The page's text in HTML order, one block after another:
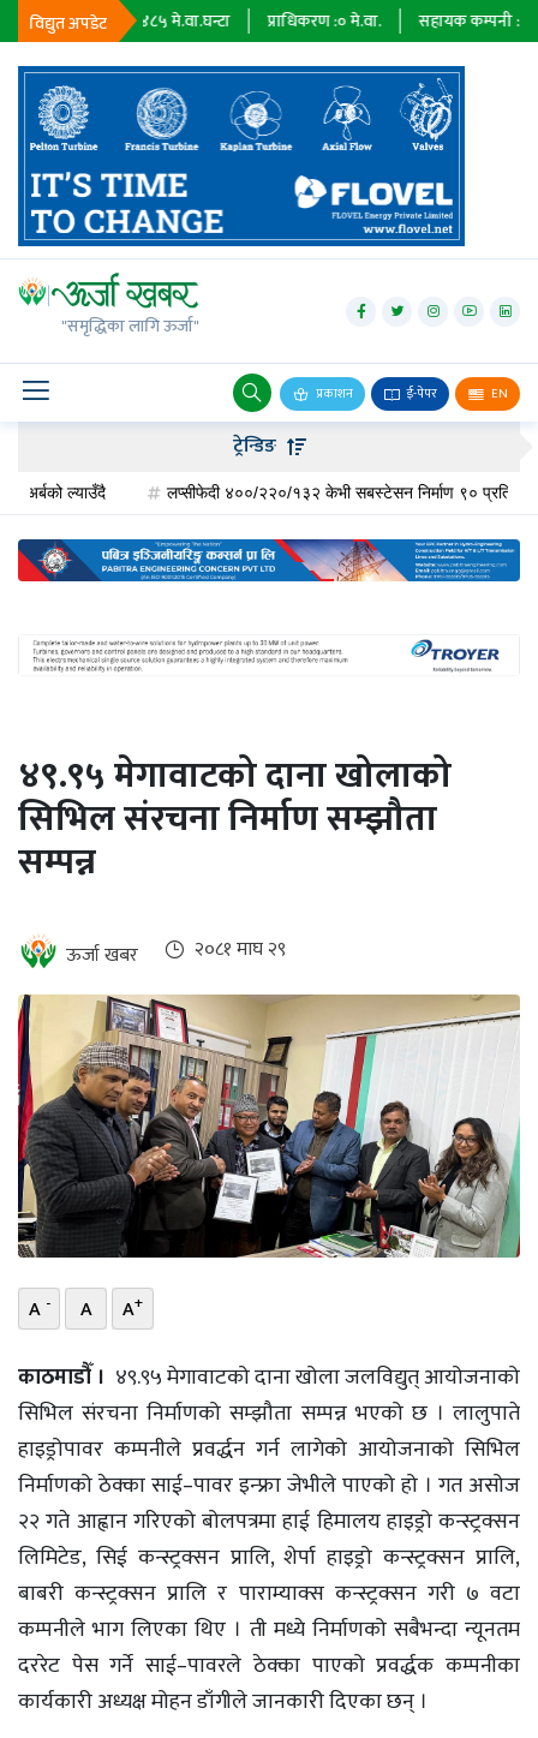
विद्युत अपडेट
माग :७३४८५मे.वा.घन्टा प्राधिकरण :०मे.वा. सहायक कम्पनी :०मे.वा.
"समृद्धिका लागि ऊर्जा"
प्रकाशन ई-पेपर EN
जलविद्युत्
सोलार
वायु
बायोग्यास
पेट्रोलियम
अन्तर्राष्ट्रिय
ऊर्जा
दक्षता
खबर
हरित
हाइड्रोजन
सम्पादकीय
पर्यटन
भिडियो
छापा
खोज
ऊर्जा
विशेष
ट्रेन्डिङ
ल्याउँदै लप्सीफेदी ४००/२२०/१३२ केभी सबस्टेसन निर्माण ९० प्रतिशत पूरा,
४९.९५ मेगावाटको दाना खोलाको
सिभिल संरचना निर्माण सम्झौता
सम्पन्न
ऊर्जा खबर २०८१ माघ २९
A - A A+
काठमाडौँ । ४९.९५ मेगावाटको दाना खोला जलविद्युत् आयोजनाको
सिभिल संरचना निर्माणको सम्झौता सम्पन्न भएको छ । लालुपाते
हाइड्रोपावर कम्पनीले प्रवर्द्धन गर्न लागेको आयोजनाको सिभिल
निर्माणको ठेक्का साई–पावर इन्फ्रा जेभीले पाएको हो । गत असोज
२२ गते आह्वान गरिएको बोलपत्रमा हाई हिमालय हाइड्रो कन्स्ट्रक्सन
लिमिटेड, सिई कन्स्ट्रक्सन प्रालि, शेर्पा हाइड्रो कन्स्ट्रक्सन प्रालि,
बाबरी कन्स्ट्रक्सन प्रालि र पाराम्याक्स कन्स्ट्रक्सन गरी ७ वटा
कम्पनीले भाग लिएका थिए । ती मध्ये निर्माणको सबैभन्दा न्यूनतम
दररेट पेस गर्ने साई–पावरले ठेक्का पाएको प्रवर्द्धक कम्पनीका
कार्यकारी अध्यक्ष मोहन डाँगीले जानकारी दिएका छन् ।